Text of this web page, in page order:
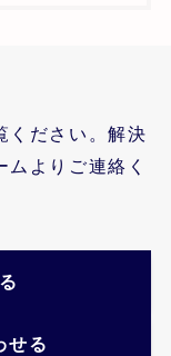
ください。解決
よりご連絡く
せる